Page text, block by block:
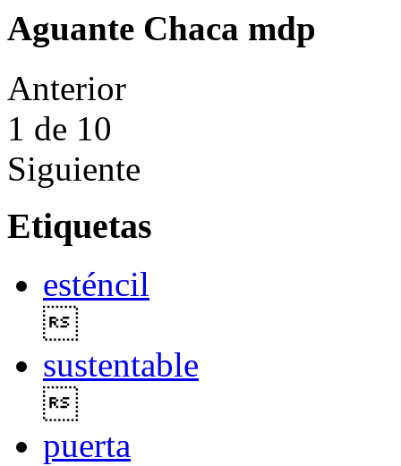
Aguante Chaca mdp
Anterior
1 de 10
Siguiente
Etiquetas
esténcil
sustentable
puerta